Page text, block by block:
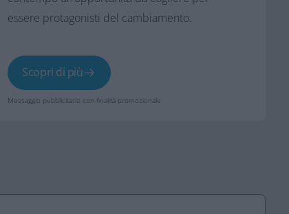
essere protagonisti del cambiamento.
Scopri di più
Messaggio pubblicitario con finalità promozionale